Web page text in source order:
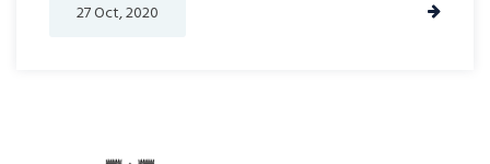
27 Oct, 2020